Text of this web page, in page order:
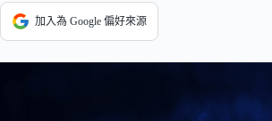
加入為 Google 偏好來源